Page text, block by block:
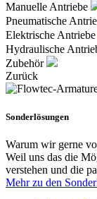
Manuelle Antriebe
Pneumatische
Elektrische Antriebe
Hydraulische
Zubehör
Zurück
Sonderlösungen
Warum wir gerne
Weil uns das die
verstehen und die
Mehr zu den